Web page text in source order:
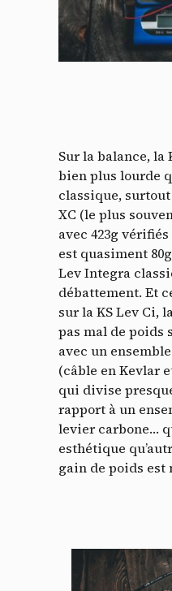
Sur la balance, la
bien plus lourde
classique,
XC (le plus
avec 423g
est quasiment
Lev Integra
débattement. Et
sur la KS Lev Ci,
pas mal de poids
avec un
(câble en Kevlar
qui divise
rapport à un
levier carbone…
esthétique
gain de poids est